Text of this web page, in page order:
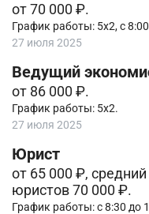
от 70 000 ₽.
График работы: 5х2, с
27 июля 2025
Ведущий
от 86 000 ₽.
График работы: 5х2.
27 июля 2025
Юрист
от 65 000 ₽,
юристов 70 000 ₽.
График работы: с 8:30 до